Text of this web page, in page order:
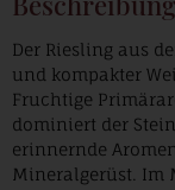
Der Riesling aus
und kompakter
Fruchtige
dominiert der
erinnernde
Mineralgerüst. Im